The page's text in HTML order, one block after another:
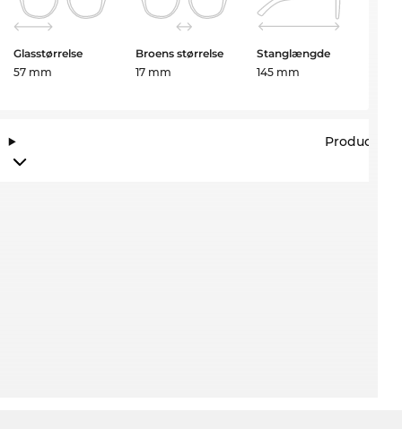
Glasstørrelse
57 mm
Broens størrelse
17 mm
Stanglængde
145 mm